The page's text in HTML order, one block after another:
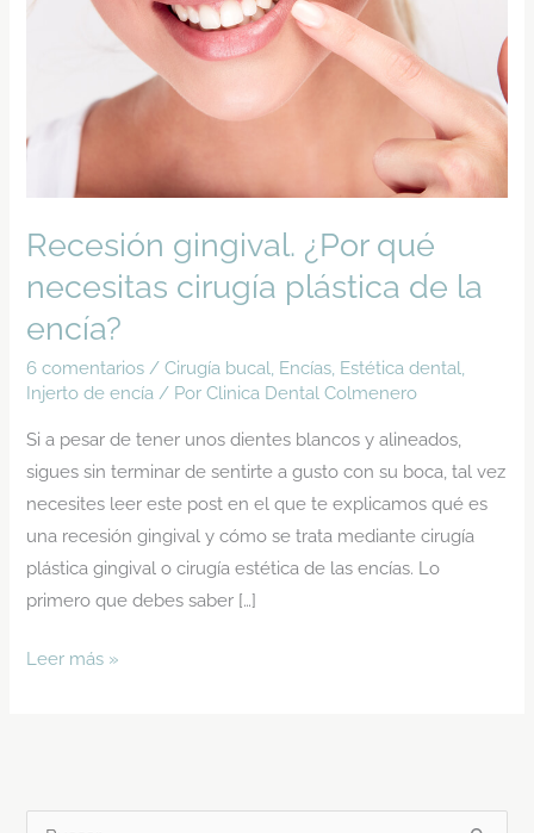
Recesión gingival. ¿Por qué
necesitas cirugía plástica de la
encía?
6 comentarios /Cirugía bucal Encías Estética dental
Injerto de encía / PorClinica Dental Colmenero
Si a pesar de tener unos dientes blancos y alineados,
sigues sin terminar de sentirte a gusto con su boca, tal vez
necesites leer este post en el que te explicamos qué es
una recesión gingival y cómo se trata mediante cirugía
plástica gingival o cirugía estética de las encías. Lo
primero que debes saber […]
necesitas
la
encía?
Leer más »